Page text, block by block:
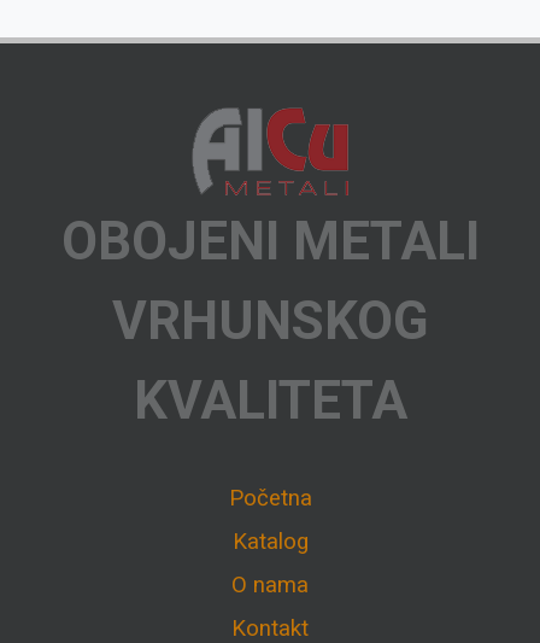
OBOJENI METALI
VRHUNSKOG
KVALITETA
Početna
Katalog
O nama
Kontakt